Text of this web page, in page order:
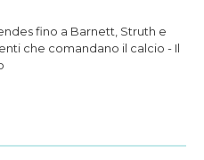
fino a Barnett, Struth e
che comandano il calcio - Il